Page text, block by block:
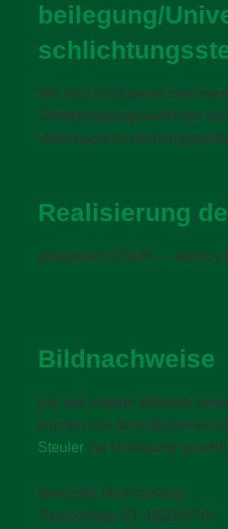
beilegung/
Wir sind nicht bereit oder
Streitbeilegungsverfahren
Realisierung
pixelpublic GmbH — agency
Bildnachweise
Die auf unserer Website
wurden uns
Steuler zur Verfügung gestellt.
terracotta tiled backdop
Stock-Image-ID: 182568764